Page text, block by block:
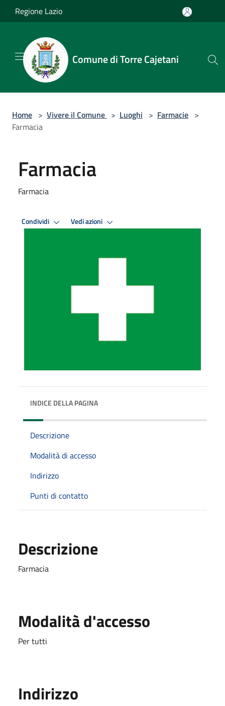
Salta al contenuto principale
Regione Lazio
Comune di Torre Cajetani
Home > Vivere il Comune > Luoghi > Farmacie >
Farmacia
Farmacia
Farmacia
Condividi Vedi azioni
INDICE DELLA PAGINA
Descrizione
Modalità di accesso
Indirizzo
Punti di contatto
Descrizione
Farmacia
Modalità d'accesso
Per tutti
Indirizzo